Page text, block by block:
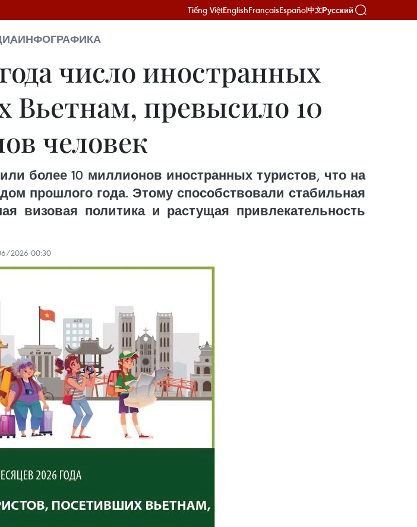
Tiếng ViệtEnglishFrançaisEspañol中文Русский
ИНФОГРАФИКА
число иностранных
Вьетнам, превысило 10
человек
более 10 миллионов иностранных туристов, что на
прошлого года. Этому способствовали стабильная
визовая политика и растущая привлекательность
2026 00:30